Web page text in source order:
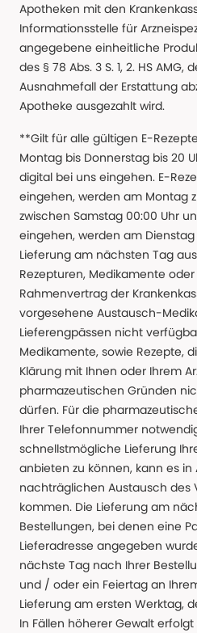
Apotheken mit den
Informationsstelle für
angegebene einheitliche
des § 78 Abs. 3 S. 1, 2. HS AMG,
Ausnahmefall der Erstattung
Apotheke ausgezahlt wird.
**Gilt für alle gültigen E-
Montag bis Donnerstag bis 20
digital bei uns eingehen. E-
eingehen, werden am Montag
zwischen Samstag 00:00 Uhr
eingehen, werden am
Lieferung am nächsten Tag
Rezepturen, Medikamente
Rahmenvertrag der
vorgesehene Austausch-
Lieferengpässen nicht
Medikamente, sowie Rezepte,
Klärung mit Ihnen oder Ihrem
pharmazeutischen Gründen
dürfen. Für die
Ihrer Telefonnummer
schnellstmögliche Lieferung
anbieten zu können, kann es
nachträglichen Austausch des
kommen. Die Lieferung am
Bestellungen, bei denen eine
Lieferadresse angegeben
nächste Tag nach Ihrer
und / oder ein Feiertag an
Lieferung am ersten Werktag,
In Fällen höherer Gewalt